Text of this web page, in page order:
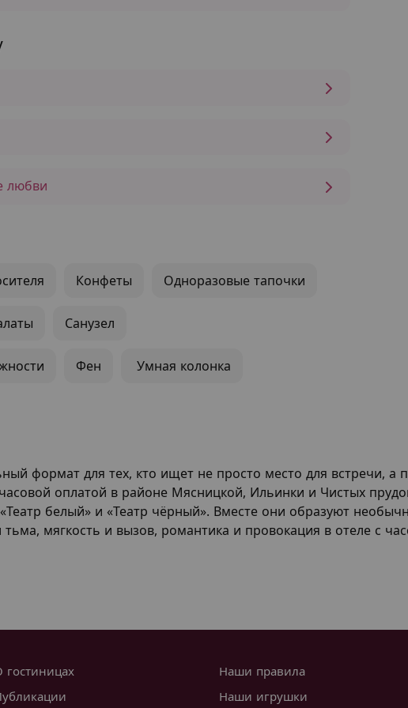
любви
Конфеты Одноразовые тапочки
Санузел
Фен Умная колонка
формат для тех, кто ищет не просто место для встречи, а
оплатой в районе Мясницкой, Ильинки и Чистых
белый» и «Театр чёрный». Вместе они образуют
тьма, мягкость и вызов, романтика и провокация в отеле с
гостиницах
Наши правила
Наши игрушки